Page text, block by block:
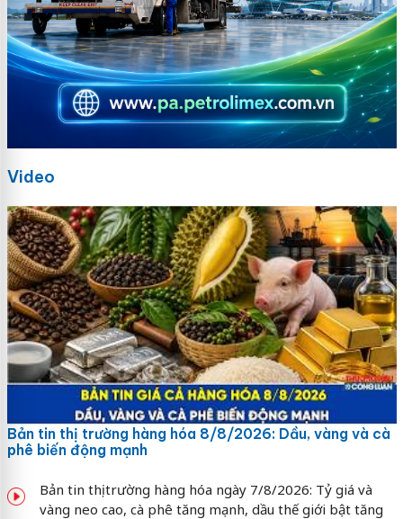
Video
Bản tin thị trường hàng hóa 8/8/2026: Dầu, vàng và cà
phê biến động mạnh
Bản tin thị trường hàng hóa ngày 7/8/2026: Tỷ giá và
vàng neo cao, cà phê tăng mạnh, dầu thế giới bật tăng